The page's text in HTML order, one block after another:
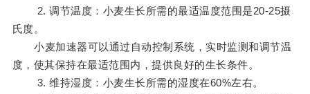
2. 调节温度：小麦生长所需的最适温度范围是20-25摄
氏度。
小麦加速器可以通过自动控制系统，实时监测和调节温
度，使其保持在最适范围内，提供良好的生长条件。
3. 维持湿度：小麦生长所需的湿度在60%左右。